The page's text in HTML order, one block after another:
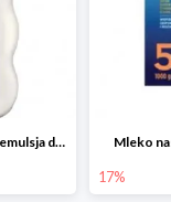
Weleda Baby Derma - emulsja do ciała dla niemowląt i dzieci Mleko
17%